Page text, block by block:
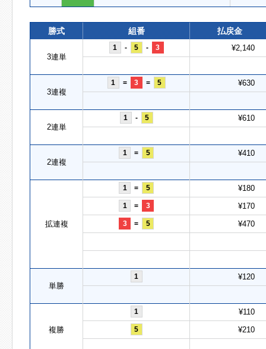
勝式 組番 払戻金
3連単
1 - 5 - 3 ¥2,140
3連複
1 = 3 = 5 ¥630
2連単
1 - 5 ¥610
2連複
1 = 5 ¥410
拡連複
1 = 5 ¥180
1 = 3 ¥170
3 = 5 ¥470
単勝
1 ¥120
複勝
1 ¥110
5 ¥210